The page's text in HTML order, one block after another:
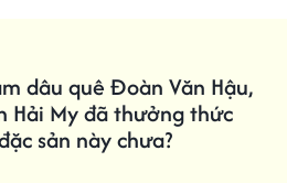
dâu quê Đoàn Văn Hậu,
Hải My đã thưởng thức
sản này chưa?